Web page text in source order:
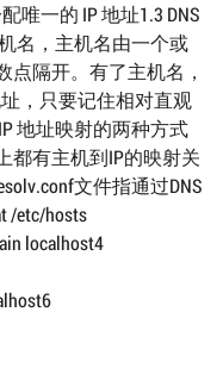
唯一的 IP 地址1.3 DNS
名，主机名由一个或
隔开。有了主机名，
，只要记住相对直观
地址映射的两种方式
都有主机到IP的映射关
文件指通过DNS
/etc/hosts
localhost4